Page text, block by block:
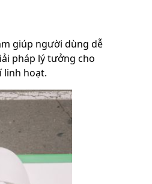
giúp người dùng dễ
pháp lý tưởng cho
linh hoạt.